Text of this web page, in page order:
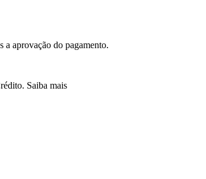
a aprovação do pagamento.
Saiba mais